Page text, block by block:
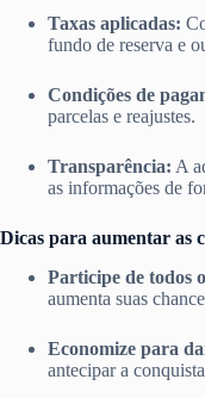
Taxas aplicadas:
fundo de reserva e
Condições de
parcelas e reajustes.
Transparência: A
as informações de
Dicas para aumentar as
Participe de todos
aumenta suas
Economize para
antecipar a